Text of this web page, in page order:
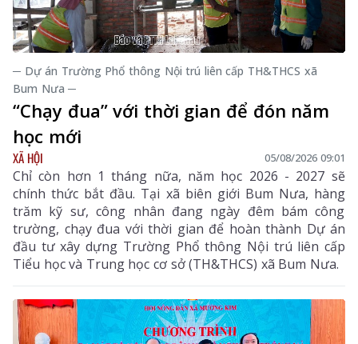
─ Dự án Trường Phổ thông Nội trú liên cấp TH&THCS xã
Bum Nưa ─
“Chạy đua” với thời gian để đón năm
học mới
XÃ HỘI 05/08/2026 09:01
Chỉ còn hơn 1 tháng nữa, năm học 2026 - 2027 sẽ
chính thức bắt đầu. Tại xã biên giới Bum Nưa, hàng
trăm kỹ sư, công nhân đang ngày đêm bám công
trường, chạy đua với thời gian để hoàn thành Dự án
đầu tư xây dựng Trường Phổ thông Nội trú liên cấp
Tiểu học và Trung học cơ sở (TH&THCS) xã Bum Nưa.